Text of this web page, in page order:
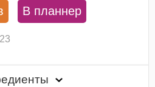
В планнер
23